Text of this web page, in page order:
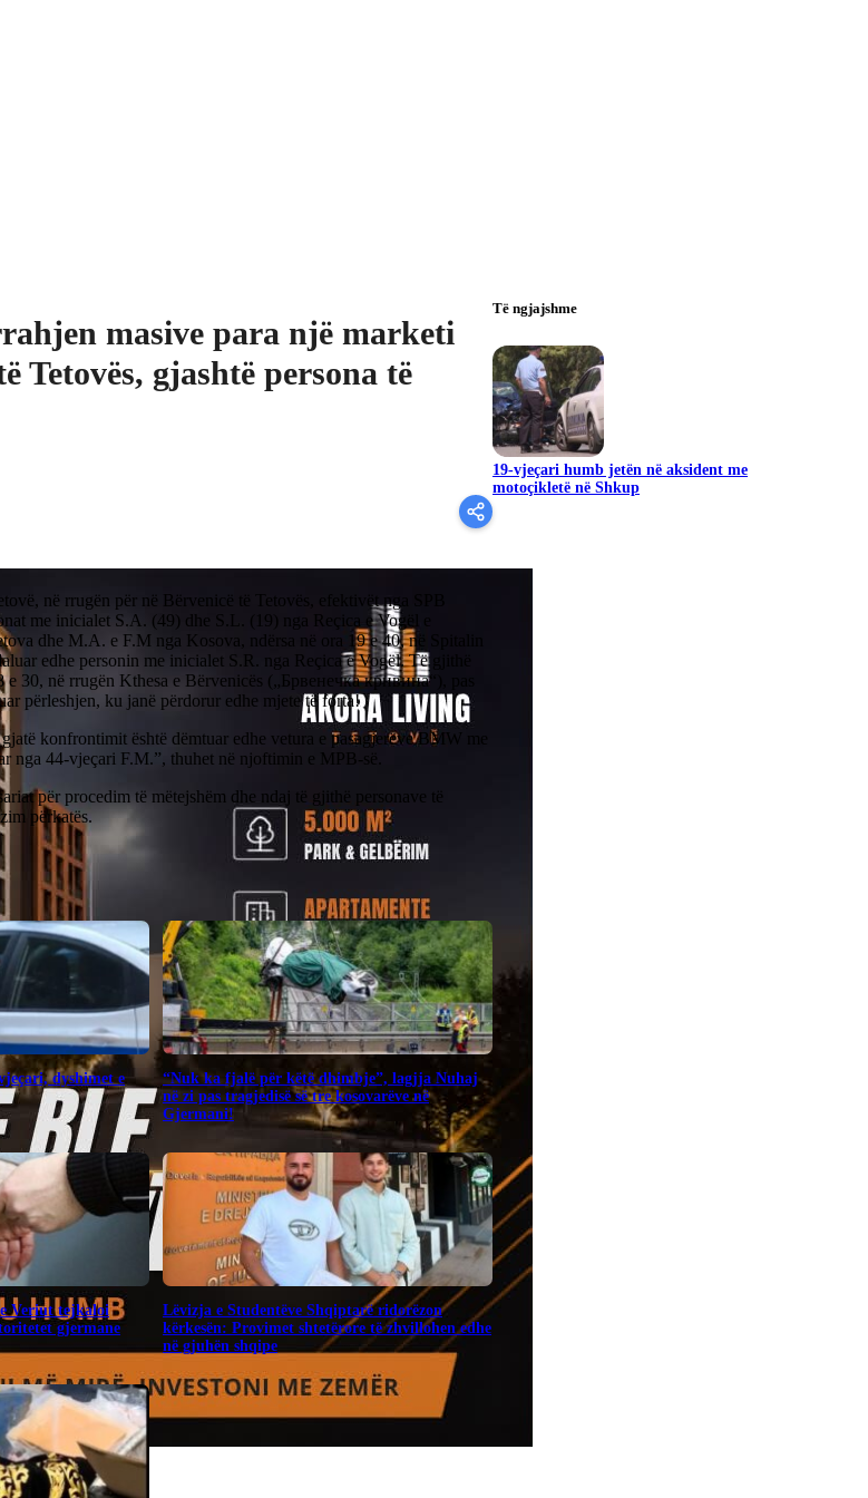
masive para një marketi
Tetovës, gjashtë persona të
në rrugën për në Bërvenicë të Tetovës, efektivët nga SPB
me inicialet S.A. (49) dhe S.L. (19) nga Reçica e Vogël e
dhe M.A. e F.M nga Kosova, ndërsa në ora 19 e 40, në Spitalin
edhe personin me inicialet S.R. nga Reçica e Vogël. Të gjithë
e 30, në rrugën Kthesa e Bërvenicës („Брвенечка кривина“), pas
përleshjen, ku janë përdorur edhe mjete të forta!
konfrontimit është dëmtuar edhe vetura e pasagjerëve BMW me
nga 44-vjeçari F.M.”, thuhet në njoftimin e MPB-së.
për procedim të mëtejshëm dhe ndaj të gjithë personave të
përkatës.
dyshimet e
“Nuk ka fjalë për këtë dhimbje”, lagjja Nuhaj
në zi pas tragjedisë së tre kosovarëve në
Gjermani!
Veriut tejkaloi
gjermane
Lëvizja e Studentëve Shqiptarë ridorëzon
kërkesën: Provimet shtetërore të zhvillohen edhe
në gjuhën shqipe
Të ngjajshme
19-vjeçari humb jetën në aksident me
motoçikletë në Shkup